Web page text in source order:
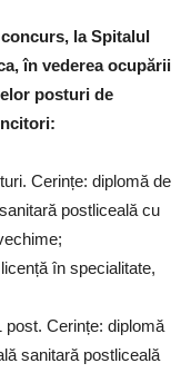
la Spitalul
în vederea ocupării
posturi de
Cerințe: diplomă de
postliceală cu
în specialitate,
post. Cerințe: diplomă
sanitară postliceală